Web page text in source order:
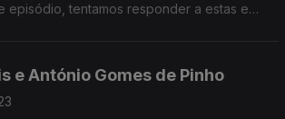
episódio, tentamos responder a estas e
e António Gomes de Pinho